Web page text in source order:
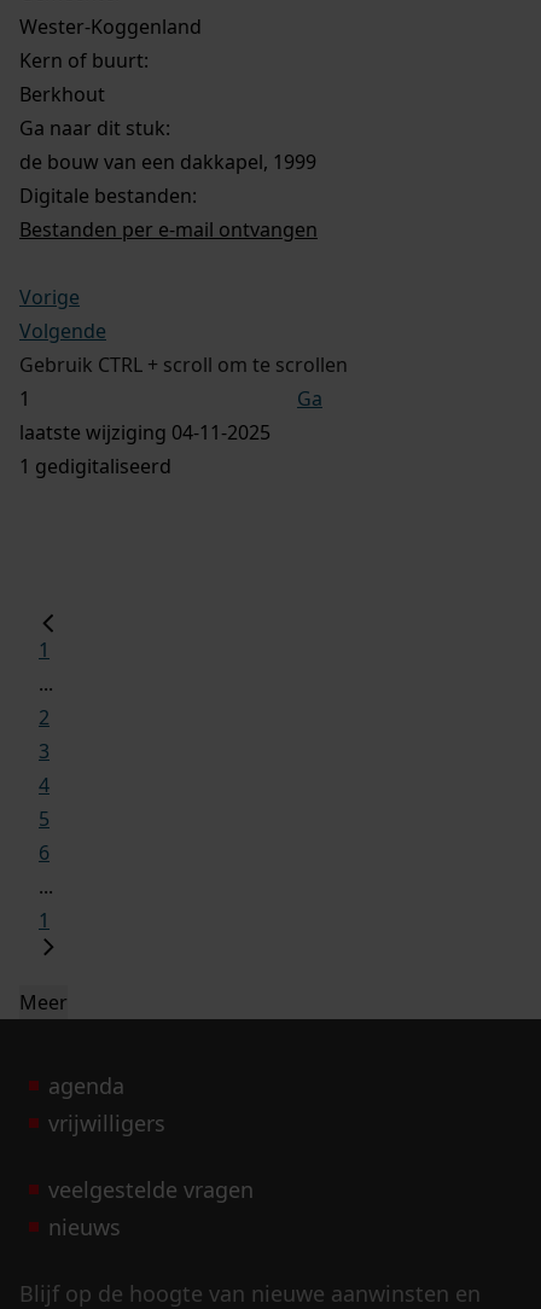
Wester-Koggenland
Kern of buurt:
Berkhout
Ga naar dit stuk:
de bouw van een dakkapel, 1999
Digitale bestanden:
Bestanden per e-mail ontvangen
Vorige
Volgende
Gebruik CTRL + scroll om te scrollen
Ga
laatste wijziging 04-11-2025
1 gedigitaliseerd
1
...
2
3
4
5
6
...
1
Meer
agenda
vrijwilligers
veelgestelde vragen
nieuws
Blijf op de hoogte van nieuwe aanwinsten en